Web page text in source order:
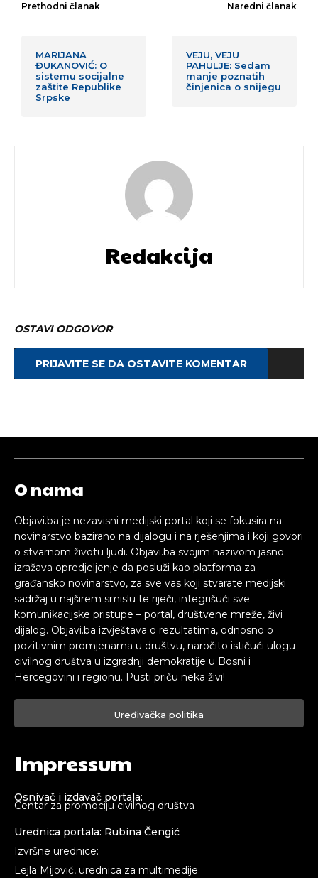
Prethodni članak
MARIJANA
ĐUKANOVIĆ: O
sistemu socijalne
zaštite Republike
Srpske
Naredni članak
VEJU, VEJU
PAHULJE: Sedam
manje poznatih
činjenica o snijegu
Redakcija
OSTAVI ODGOVOR
PRIJAVITE SE DA OSTAVITE KOMENTAR
O nama
Objavi.ba je nezavisni medijski portal koji se fokusira na
novinarstvo bazirano na dijalogu i na rješenjima i koji govori
o stvarnom životu ljudi. Objavi.ba svojim nazivom jasno
izražava opredjeljenje da posluži kao platforma za
građansko novinarstvo, za sve vas koji stvarate medijski
sadržaj u najširem smislu te riječi, integrišući sve
komunikacijske pristupe – portal, društvene mreže, živi
dijalog. Objavi.ba izvještava o rezultatima, odnosno o
pozitivnim promjenama u društvu, naročito ističući ulogu
civilnog društva u izgradnji demokratije u Bosni i
Hercegovini i regionu. Pusti priču neka živi!
Uređivačka politika
Impressum
Osnivač i izdavač portala:
Centar za promociju civilnog društva
Urednica portala: Rubina Čengić
Izvršne urednice:
Lejla Mijović, urednica za multimedije